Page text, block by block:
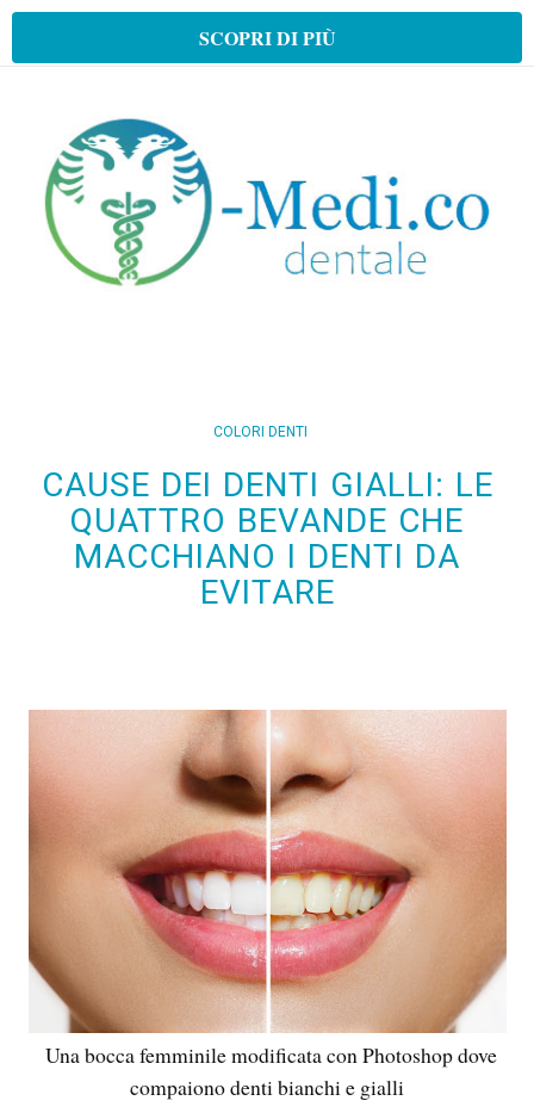
SCOPRI DI PIÙ
COLORI DENTI
CAUSE DEI DENTI GIALLI: LE
QUATTRO BEVANDE CHE
MACCHIANO I DENTI DA
EVITARE
Una bocca femminile modificata con Photoshop dove
compaiono denti bianchi e gialli